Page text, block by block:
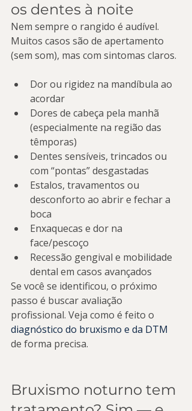
os dentes à noite
Nem sempre o rangido é audível.
Muitos casos são de apertamento
(sem som), mas com sintomas claros.
Dor ou rigidez na mandíbula ao
acordar
Dores de cabeça pela manhã
(especialmente na região das
têmporas)
Dentes sensíveis, trincados ou
com “pontas” desgastadas
Estalos, travamentos ou
desconforto ao abrir e fechar a
boca
Enxaquecas e dor na
face/pescoço
Recessão gengival e mobilidade
dental em casos avançados
Se você se identificou, o próximo
passo é buscar avaliação
profissional. Veja como é feito o
diagnóstico do bruxismo e da DTM
de forma precisa.
Bruxismo noturno tem